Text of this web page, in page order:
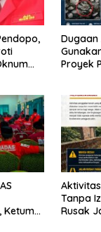
Dugaan
Proyek
Ketum
Tanpa
Rusak